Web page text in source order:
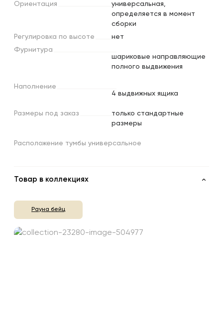
Ориентация
универсальная,
определяется в момент
сборки
Регулировка по высоте
нет
Фурнитура
шариковые направляющие
полного выдвижения
Наполнение
4 выдвижных ящика
Размеры под заказ
только стандартные
размеры
Расположение тумбы универсальное
Товар в коллекциях
Рауна бейц